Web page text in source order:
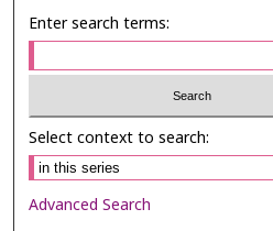
Enter search terms:
Select context to search:
Advanced Search